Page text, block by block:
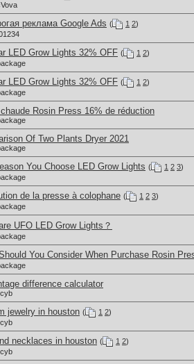
реклама Google Ads ( 1 2)
LED Grow Lights 32% OFF ( 1 2)
LED Grow Lights 32% OFF ( 1 2)
Rosin Press 16% de réduction
Of Two Plants Dryer 2021
You Choose LED Grow Lights ( 1 2 3)
de la presse à colophane ( 1 2 3)
UFO LED Grow Lights？
You Consider When Purchase Rosin
difference calculator
jewelry in houston ( 1 2)
necklaces in houston ( 1 2)